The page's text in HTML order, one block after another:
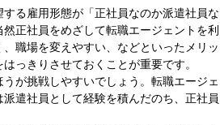
る雇用形態が「正社員なのか派遣社員な
正社員をめざして転職エージェントを利
職場を変えやすい、などといったメリッ
っきりさせておくことが重要です。
が挑戦しやすいでしょう。転職エージェ
遣社員として経験を積んだのち、正社員